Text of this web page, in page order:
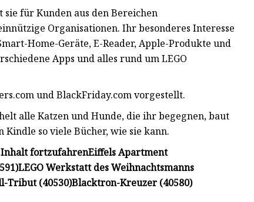
für Kunden aus den Bereichen
Organisationen. Ihr besonderes Interesse
Home-Geräte, E-Reader, Apple-Produkte und
Apps und alles rund um LEGO
und BlackFriday.com vorgestellt.
alle Katzen und Hunde, die ihr begegnen, baut
so viele Bücher, wie sie kann.
Inhalt fortzufahrenEiffels Apartment
LEGO Werkstatt des Weihnachtsmanns
Tribut (40530)Blacktron-Kreuzer (40580)